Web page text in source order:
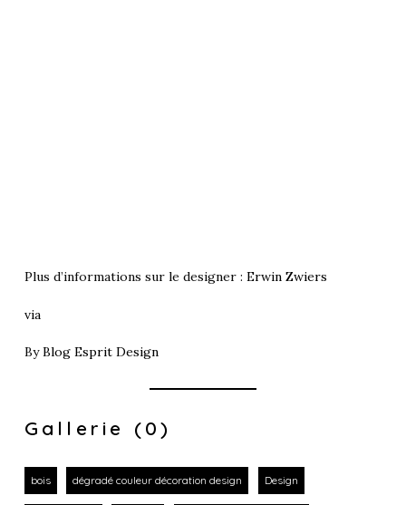
Plus d’informations sur le designer : Erwin Zwiers
via
ByBlog Esprit Design
Gallerie (0)
bois dégradé couleur décoration design Design